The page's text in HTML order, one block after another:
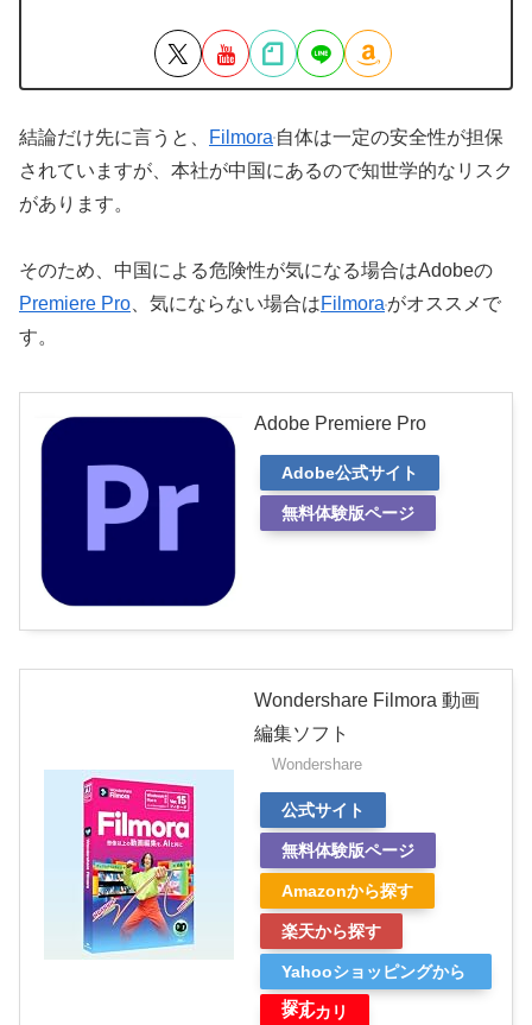
結論だけ先に言うと、 Filmora 自体は一定の安全性が担保
されていますが、本社が中国にあるので知世学的なリスク
があります。
そのため、中国による危険性が気になる場合はAdobeの
Premiere Pro 、気にならない場合はFilmora がオススメで
す。
Adobe Premiere Pro
Adobe公式サイト
無料体験版ページ
Wondershare Filmora 動画
編集ソフト
Wondershare
公式サイト
無料体験版ページ
Amazonから探す
楽天から探す
Yahooショッピングから
探す
メルカリ